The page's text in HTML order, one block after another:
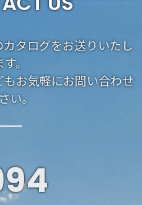
タログをお送りいたし
す。
お気軽にお問い合わせ
い。